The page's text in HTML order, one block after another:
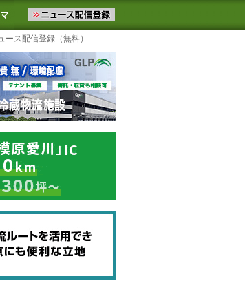
します。物流ニュースメール配信を登録す
加 よく見るテーマ
ース配信登録（無料）